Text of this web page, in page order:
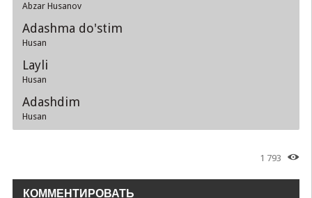
Abzar Husanov
Adashma do'stim
Husan
Layli
Husan
Adashdim
Husan
1 793
КОММЕНТИРОВАТЬ